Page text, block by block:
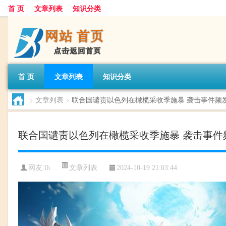
首 页 文章列表 知识分类
首 页 文章列表 知识分类
> 文章列表 > 联合国谴责以色列在橄榄采收季施暴 袭击事件频
联合国谴责以色列在橄榄采收季施暴 袭击事件
网友: lh 文章列表 2024-10-19 21:03:44